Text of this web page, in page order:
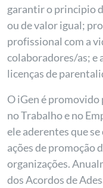
garantir o principio
ou de valor igual;
profissional com a
colaboradores/as; e
licenças de
O iGen é promovido
no Trabalho e no
ele aderentes que
ações de promoção
organizações.
dos Acordos de